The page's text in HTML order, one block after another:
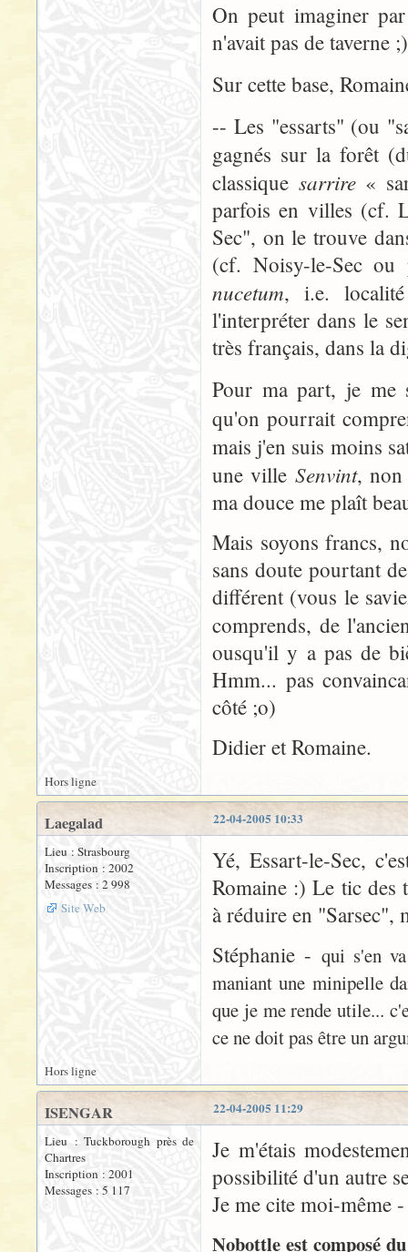
On peut imaginer
n'avait pas de taverne ;)
Sur cette base,
-- Les "essarts" (ou
gagnés sur la forêt
classique sarrire«
parfois en villes (cf.
Sec", on le trouve
(cf. Noisy-le-Sec
nucetum, i.e.
l'interpréter dans le
très français, dans la
Pour ma part, je me
qu'on pourrait
mais j'en suis moins
une ville Senvint, non
ma douce me plaît
Mais soyons francs,
sans doute pourtant
différent (vous le
comprends, de
ousqu'il y a pas de
Hmm... pas
côté ;o)
Didier et Romaine.
Hors ligne
22-04-2005 10:33
Laegalad
Lieu : Strasbourg
Inscription : 2002
Messages : 2 998
Site Web
Yé, Essart-le-Sec,
Romaine :) Le tic des
à réduire en "Sarsec",
Stéphanie - qui s'en
maniant une minipelle
que je me rende utile...
ce ne doit pas être un
Hors ligne
22-04-2005 11:29
ISENGAR
Lieu : Tuckborough près de
Chartres
Inscription : 2001
Messages : 5 117
Je m'étais
possibilité d'un autre
Je me cite moi-même
Nobottle est composé